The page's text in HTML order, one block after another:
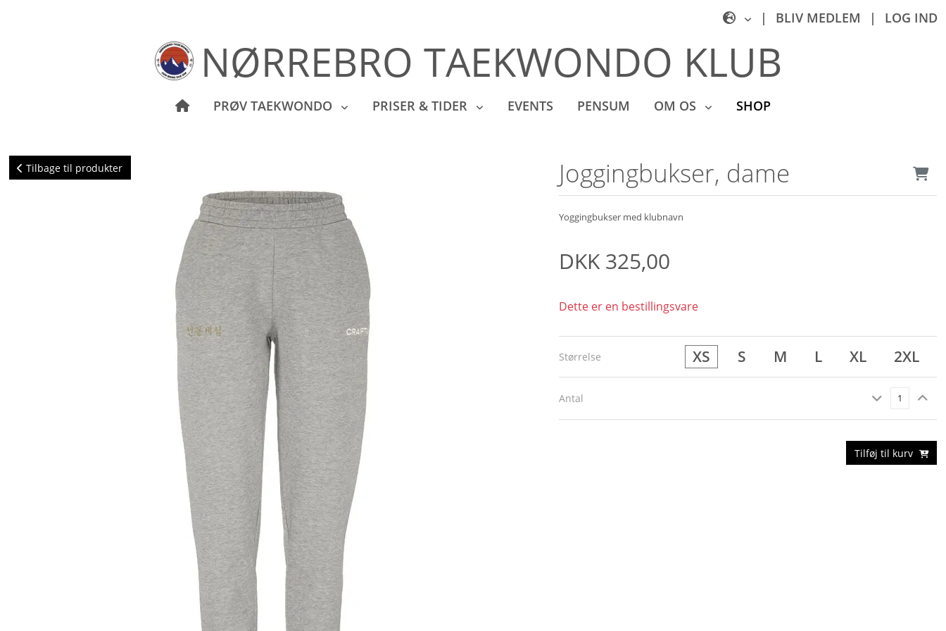
| BLIV MEDLEM | LOG IND
NØRREBRO TAEKWONDO KLUB
PRØV TAEKWONDO PRISER & TIDER EVENTS PENSUM OM OS SHOP
Tilbage til produkter Joggingbukser, dame
Yoggingbukser med klubnavn
DKK 325,00
Dette er en bestillingsvare
Størrelse XS S M L XL 2XL
Antal
Tilføj til kurv